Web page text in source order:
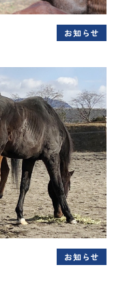
お知らせ
お知らせ